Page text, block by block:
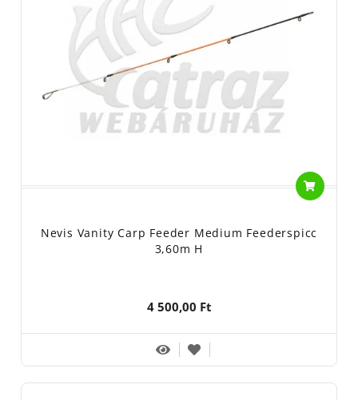
Nevis Vanity Carp Feeder Medium Feederspicc
3,60m H
4 500,00 Ft